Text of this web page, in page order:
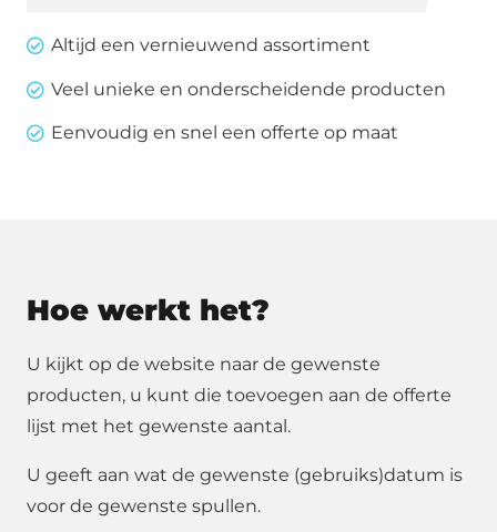
Altijd een vernieuwend assortiment
Veel unieke en onderscheidende producten
Eenvoudig en snel een offerte op maat
Hoe werkt het?
U kijkt op de website naar de gewenste
producten, u kunt die toevoegen aan de offerte
lijst met het gewenste aantal.
U geeft aan wat de gewenste (gebruiks)datum is
voor de gewenste spullen.